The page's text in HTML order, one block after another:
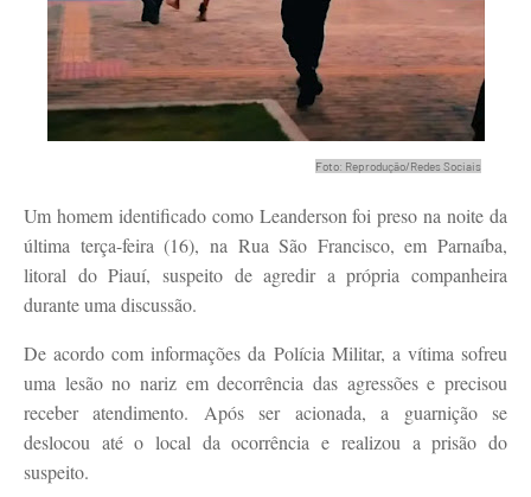
Foto: Reprodução/Redes Sociais
Um homem identificado como Leanderson foi preso na noite da
última terça-feira (16), na Rua São Francisco, em Parnaíba,
litoral do Piauí, suspeito de agredir a própria companheira
durante uma discussão.
De acordo com informações da Polícia Militar, a vítima sofreu
uma lesão no nariz em decorrência das agressões e precisou
receber atendimento. Após ser acionada, a guarnição se
deslocou até o local da ocorrência e realizou a prisão do
suspeito.